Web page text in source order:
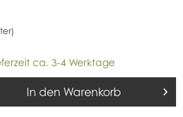
ca. 3-4 Werktage
In den Warenkorb